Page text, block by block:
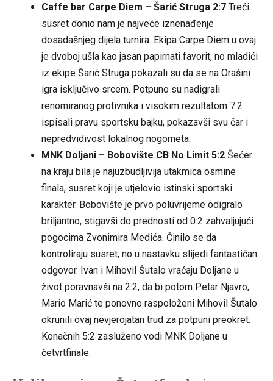
Caffe bar Carpe Diem – Šarić Struga 2:7 Treći
susret donio nam je najveće iznenađenje
dosadašnjeg dijela turnira. Ekipa Carpe Diem u ovaj
je dvoboj ušla kao jasan papirnati favorit, no mladići
iz ekipe Šarić Struga pokazali su da se na Orašini
igra isključivo srcem. Potpuno su nadigrali
renomiranog protivnika i visokim rezultatom 7:2
ispisali pravu sportsku bajku, pokazavši svu čar i
nepredvidivost lokalnog nogometa.
MNK Doljani – Bobovište CB No Limit 5:2 Šećer
na kraju bila je najuzbudljivija utakmica osmine
finala, susret koji je utjelovio istinski sportski
karakter. Bobovište je prvo poluvrijeme odigralo
briljantno, stigavši do prednosti od 0:2 zahvaljujući
pogocima Zvonimira Medića. Činilo se da
kontroliraju susret, no u nastavku slijedi fantastičan
odgovor. Ivan i Mihovil Šutalo vraćaju Doljane u
život poravnavši na 2:2, da bi potom Petar Njavro,
Mario Marić te ponovno raspoloženi Mihovil Šutalo
okrunili ovaj nevjerojatan trud za potpuni preokret.
Konačnih 5:2 zasluženo vodi MNK Doljane u
četvrtfinale.